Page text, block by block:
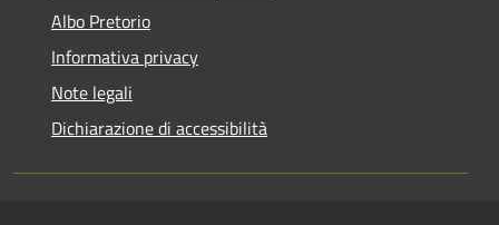
Albo Pretorio
Informativa privacy
Note legali
Dichiarazione di accessibilità